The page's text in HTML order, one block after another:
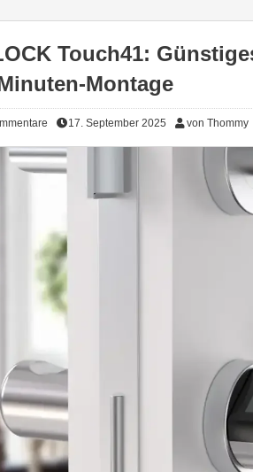
Touch41:
Montage
17. September 2025 von Thommy